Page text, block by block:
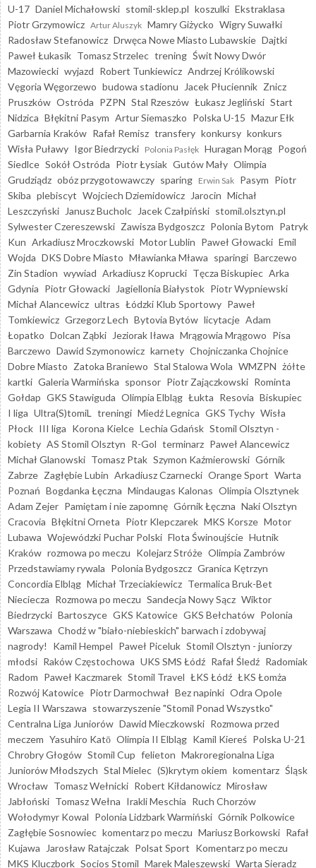
U-17 Daniel Michałowski stomil-sklep.pl koszulki Ekstraklasa
Piotr Grzymowicz Artur Aluszyk Mamry Giżycko Wigry Suwałki
Radosław Stefanowicz Drwęca Nowe Miasto Lubawskie Dajtki
Paweł Łukasik Tomasz Strzelec trening Świt Nowy Dwór
Mazowiecki wyjazd Robert Tunkiewicz Andrzej Królikowski
Vęgoria Węgorzewo budowa stadionu Jacek Płuciennik Znicz
Pruszków Ostróda PZPN Stal Rzeszów Łukasz Jegliński Start
Nidzica Błękitni Pasym Artur Siemaszko Polska U-15 Mazur Ełk
Garbarnia Kraków Rafał Remisz transfery konkursy konkurs
Wisła Puławy Igor Biedrzycki Polonia Pasłęk Huragan Morąg Pogoń
Siedlce Sokół Ostróda Piotr Łysiak Gutów Mały Olimpia
Grudziądz obóz przygotowawczy sparing Erwin Sak Pasym Piotr
Skiba plebiscyt Wojciech Dziemidowicz Jarocin Michał
Leszczyński
Janusz Bucholc Jacek Czałpiński stomil.olsztyn.pl
Sylwester Czereszewski Zawisza Bydgoszcz Polonia Bytom Patryk
Kun Arkadiusz Mroczkowski Motor Lublin Paweł Głowacki Emil
Wojda DKS Dobre Miasto Mławianka Mława sparingi Barczewo
Zin Stadion wywiad Arkadiusz Koprucki Tęcza Biskupiec Arka
Gdynia Piotr Głowacki Jagiellonia Białystok Piotr Wypniewski
Michał Alancewicz ultras Łódzki Klub Sportowy Paweł
Tomkiewicz Grzegorz Lech Bytovia Bytów licytacje Adam
Łopatko Dolcan Ząbki Jeziorak Iława Mrągowia Mrągowo Pisa
Barczewo Dawid Szymonowicz karnety Chojniczanka Chojnice
Dobre Miasto Zatoka Braniewo Stal Stalowa Wola WMZPN żółte
kartki Galeria Warmińska sponsor Piotr Zajączkowski Rominta
Gołdap GKS Stawiguda Olimpia Elbląg Łukta Resovia Biskupiec
I liga Ultra(S)tomiL treningi Miedź Legnica GKS Tychy Wisła
Płock III liga Korona Kielce Lechia Gdańsk Stomil Olsztyn -
kobiety AS Stomil Olsztyn R-Gol terminarz Paweł Alancewicz
Michał Glanowski Tomasz Ptak Szymon Kaźmierowski Górnik
Zabrze Zagłębie Lubin Arkadiusz Czarnecki Orange Sport Warta
Poznań Bogdanka Łęczna Mindaugas Kalonas Olimpia Olsztynek
Adam Zejer Pamiętam i nie zapomnę Górnik Łęczna Naki Olsztyn
Cracovia Błękitni Orneta Piotr Klepczarek MKS Korsze Motor
Lubawa Wojewódzki Puchar Polski Flota Świnoujście Hutnik
Kraków rozmowa po meczu Kolejarz Stróże Olimpia Zambrów
Przedstawiamy rywala Polonia Bydgoszcz Granica Kętrzyn
Concordia Elbląg Michał Trzeciakiewicz Termalica Bruk-Bet
Nieciecza Rozmowa po meczu Sandecja Nowy Sącz Wiktor
Biedrzycki Bartoszyce GKS Katowice GKS Bełchatów Polonia
Warszawa Chodź w "biało-niebieskich" barwach i zdobywaj
nagrody!
Kamil Hempel Paweł Piceluk Stomil Olsztyn - juniorzy
młodsi Raków Częstochowa UKS SMS Łódź Rafał Śledź Radomiak
Radom Paweł Kaczmarek Stomil Travel ŁKS Łódź ŁKS Łomża
Rozwój Katowice Piotr Darmochwał Bez napinki Odra Opole
Legia II Warszawa stowarzyszenie "Stomil Ponad Wszystko"
Centralna Liga Juniorów Dawid Mieczkowski Rozmowa przed
meczem Yasuhiro Katō Olimpia II Elbląg Kamil Kiereś Polska U-21
Chrobry Głogów Stomil Cup felieton Makroregionalna Liga
Juniorów Młodszych Stal Mielec (S)krytym okiem komentarz Śląsk
Wrocław Tomasz Wełnicki Robert Kiłdanowicz Mirosław
Jabłoński Tomasz Wełna Irakli Meschia Ruch Chorzów
Wołodymyr Kowal Polonia Lidzbark Warmiński Górnik Polkowice
Zagłębie Sosnowiec komentarz po meczu Mariusz Borkowski Rafał
Kujawa
Jarosław Ratajczak Polsat Sport Komentarz po meczu
MKS Kluczbork Socios Stomil Marek Maleszewski Warta Sieradz